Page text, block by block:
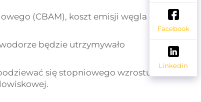
(CBAM), koszt emisji węgla
będzie utrzymywało
się stopniowego wzrostu
Facebook
Linkedin